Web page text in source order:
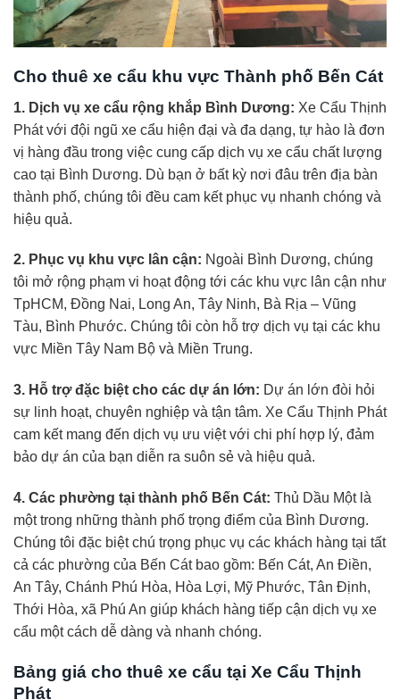
Cho thuê xe cẩu khu vực Thành phố Bến Cát
1. Dịch vụ xe cẩu rộng khắp Bình Dương: Xe Cẩu Thịnh
Phát với đội ngũ xe cẩu hiện đại và đa dạng, tự hào là đơn
vị hàng đầu trong việc cung cấp dịch vụ xe cẩu chất lượng
cao tại Bình Dương. Dù bạn ở bất kỳ nơi đâu trên địa bàn
thành phố, chúng tôi đều cam kết phục vụ nhanh chóng và
hiệu quả.
2. Phục vụ khu vực lân cận: Ngoài Bình Dương, chúng
tôi mở rộng phạm vi hoạt động tới các khu vực lân cận như
TpHCM, Đồng Nai, Long An, Tây Ninh, Bà Rịa – Vũng
Tàu, Bình Phước. Chúng tôi còn hỗ trợ dịch vụ tại các khu
vực Miền Tây Nam Bộ và Miền Trung.
3. Hỗ trợ đặc biệt cho các dự án lớn: Dự án lớn đòi hỏi
sự linh hoạt, chuyên nghiệp và tận tâm. Xe Cẩu Thịnh Phát
cam kết mang đến dịch vụ ưu việt với chi phí hợp lý, đảm
bảo dự án của bạn diễn ra suôn sẻ và hiệu quả.
4. Các phường tại thành phố Bến Cát: Thủ Dầu Một là
một trong những thành phố trọng điểm của Bình Dương.
Chúng tôi đặc biệt chú trọng phục vụ các khách hàng tại tất
cả các phường của Bến Cát bao gồm: Bến Cát, An Điền,
An Tây, Chánh Phú Hòa, Hòa Lợi, Mỹ Phước, Tân Định,
Thới Hòa, xã Phú An giúp khách hàng tiếp cận dịch vụ xe
cẩu một cách dễ dàng và nhanh chóng.
Bảng giá cho thuê xe cẩu tại Xe Cẩu Thịnh
Phát